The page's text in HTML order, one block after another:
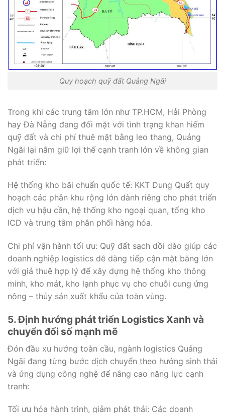
Quy hoạch quỹ đất Quảng Ngãi
Trong khi các trung tâm lớn như TP.HCM, Hải Phòng
hay Đà Nẵng đang đối mặt với tình trạng khan hiếm
quỹ đất và chi phí thuê mặt bằng leo thang, Quảng
Ngãi lại nắm giữ lợi thế cạnh tranh lớn về không gian
phát triển:
Hệ thống kho bãi chuẩn quốc tế: KKT Dung Quất quy
hoạch các phân khu rộng lớn dành riêng cho phát triển
dịch vụ hậu cần, hệ thống kho ngoại quan, tổng kho
ICD và trung tâm phân phối hàng hóa.
Chi phí vận hành tối ưu: Quỹ đất sạch dồi dào giúp các
doanh nghiệp logistics dễ dàng tiếp cận mặt bằng lớn
với giá thuê hợp lý để xây dựng hệ thống kho thông
minh, kho mát, kho lạnh phục vụ cho chuỗi cung ứng
nông – thủy sản xuất khẩu của toàn vùng.
5. Định hướng phát triển Logistics Xanh và
chuyển đổi số mạnh mẽ
Đón đầu xu hướng toàn cầu, ngành logistics Quảng
Ngãi đang từng bước dịch chuyển theo hướng sinh thái
và ứng dụng công nghệ để nâng cao năng lực cạnh
tranh:
Tối ưu hóa hành trình, giảm phát thải: Các doanh